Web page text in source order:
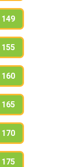
149
155
160
165
170
175